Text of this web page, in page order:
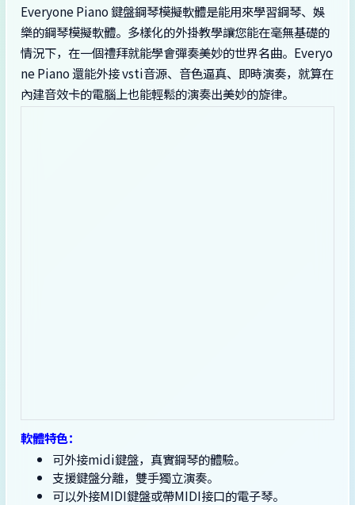
Everyone Piano 鍵盤鋼琴模擬軟體是能用來學習鋼琴、娛
樂的鋼琴模擬軟體。多樣化的外掛教學讓您能在毫無基礎的
情況下，在一個禮拜就能學會彈奏美妙的世界名曲。Everyo
ne Piano 還能外接 vsti音源、音色逼真、即時演奏，就算在
內建音效卡的電腦上也能輕鬆的演奏出美妙的旋律。
軟體特色：
可外接midi鍵盤，真實鋼琴的體驗。
支援鍵盤分離，雙手獨立演奏。
可以外接MIDI鍵盤或帶MIDI接口的電子琴。